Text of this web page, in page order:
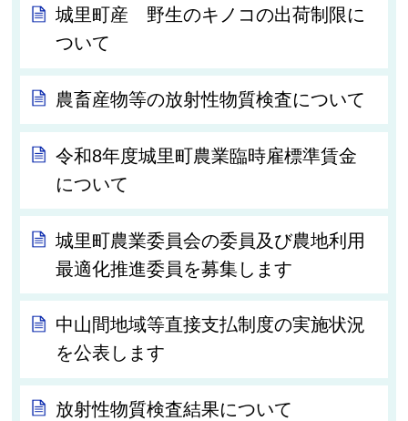
城里町産 野生のキノコの出荷制限に
ついて
農畜産物等の放射性物質検査について
令和8年度城里町農業臨時雇標準賃金
について
城里町農業委員会の委員及び農地利用
最適化推進委員を募集します
中山間地域等直接支払制度の実施状況
を公表します
放射性物質検査結果について